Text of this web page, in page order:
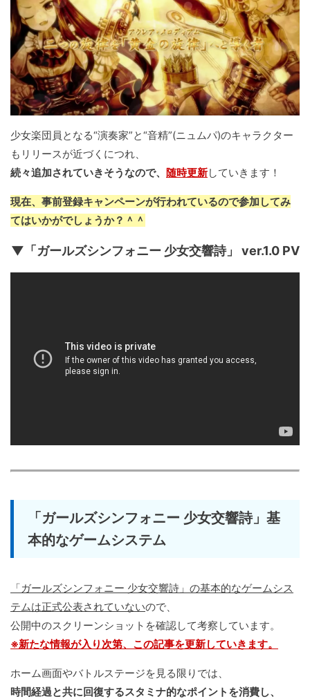
少女楽団員となる“演奏家”と“音精”(ニュムパ)のキャラクター
もリリースが近づくにつれ、
続々追加されていきそうなので、 随時更新していきます！
現在、事前登録キャンペーンが行われているので参加してみ
てはいかがでしょうか？＾＾
▼「ガールズシンフォニー 少女交響詩」 ver.1.0 PV
「ガールズシンフォニー 少女交響詩」基
本的なゲームシステム
「ガールズシンフォニー 少女交響詩」の基本的なゲームシス
テムは正式公表されていないので、
公開中のスクリーンショットを確認して考察しています。
※新たな情報が入り次第、この記事を更新していきます。
ホーム画面やバトルステージを見る限りでは、
時間経過と共に回復するスタミナ的なポイントを消費し、